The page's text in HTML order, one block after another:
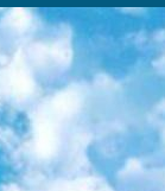
Ещё один ресурс об образовании. В отличие от Newtonew, как мне кажется, Edutainme больше ориентируется на представителей индустрии: педагогов, предпринимателей, разработчиков образовательных проектов. Но и любой, кто просто стремится к саморазвитию, найдёт на сайте много полезного и интересного для себя. Например, информацию о новых курсах и образовательных сервисах. 10. Newtonew Онлайн-медиа об образовании и обучении в широком смысле. Авторы Newtonew пишут об инструментах, заведениях, тактиках и стратегиях, которые помогают учить других и получать новые знания самостоятельно. На этой площадке вы найдёте новости, обзоры, аналитические мат